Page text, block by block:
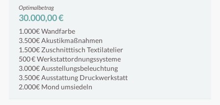
Optimalbetrag
30.000,00 €
1.000€ Wandfarbe
3.500€ Akustikmaßnahmen
1.500€ Zuschnitttisch Textilatelier
500 € Werkstattordnungssysteme
3.000€ Ausstellungsbeleuchtung
3.500€ Ausstattung Druckwerkstatt
2.000€ Mond umsiedeln